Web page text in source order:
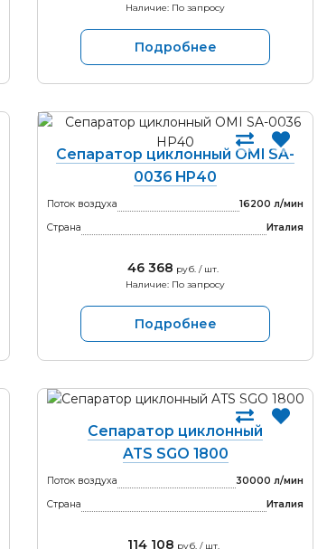
Наличие: По запросу
Подробнее
Сепаратор циклонный OMI SA-
0036 HP40
Поток воздуха
16200 л/мин
Страна
Италия
46 368 руб. / шт.
Наличие: По запросу
Подробнее
Сепаратор циклонный
ATS SGO 1800
Поток воздуха
30000 л/мин
Страна
Италия
114 108 руб. / шт.